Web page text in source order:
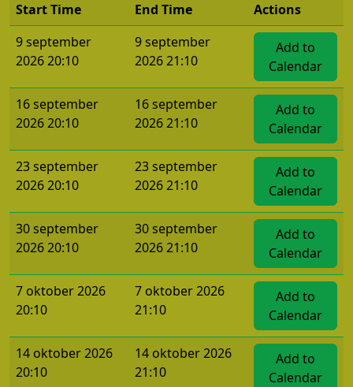
Start Time End Time
Actions
9 september
2026 20:10
9 september
2026 21:10
Add to
Calendar
16 september
2026 20:10
16 september
2026 21:10
Add to
Calendar
23 september
2026 20:10
23 september
2026 21:10
Add to
Calendar
30 september
2026 20:10
30 september
2026 21:10
Add to
Calendar
7 oktober 2026
20:10
7 oktober 2026
21:10
Add to
Calendar
14 oktober 2026
20:10
14 oktober 2026
21:10
Add to
Calendar